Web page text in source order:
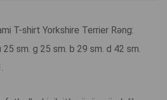
T-shirt Yorkshire Terrier Rəng:
25 sm. g 25 sm. b 29 sm. d 42 sm.